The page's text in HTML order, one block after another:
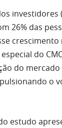
investidores
26% das
do
do
o
estudo